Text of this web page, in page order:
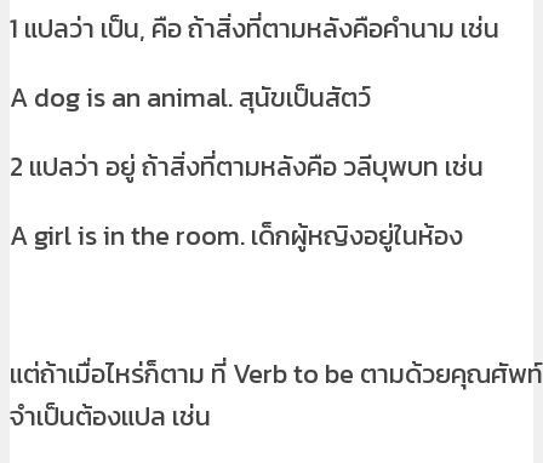
1 แปลว่า เป็น, คือ ถ้าสิ่งที่ตามหลังคือคำนาม เช่น
A dog is an animal. สุนัขเป็นสัตว์
2 แปลว่า อยู่ ถ้าสิ่งที่ตามหลังคือ วลีบุพบท เช่น
A girl is in the room. เด็กผู้หญิงอยู่ในห้อง
แต่ถ้าเมื่อไหร่ก็ตาม ที่ Verb to be ตามด้วยคุณศัพท์
จำเป็นต้องแปล เช่น